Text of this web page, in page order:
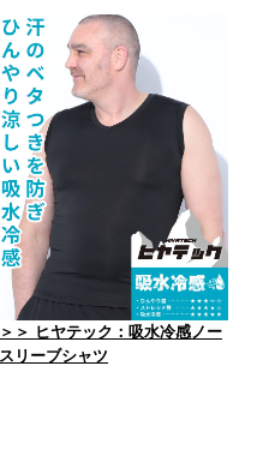
＞＞ ヒヤテック：吸水冷感ノー
スリーブシャツ